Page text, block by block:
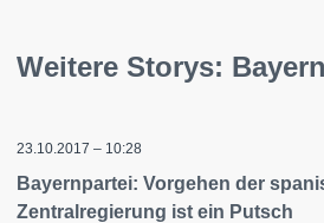
Weitere Storys:
23.10.2017 – 10:28
Bayernpartei: Vorgehen der
Zentralregierung ist ein Putsch